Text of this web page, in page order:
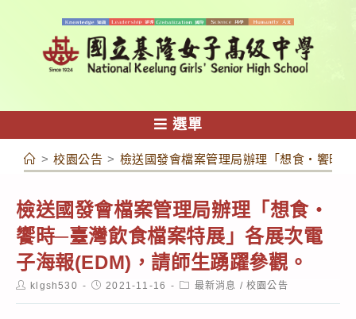
容
選單
> 校園公告 > 檢送國發會檔案管理局辦理「想食‧饗時─
檢送國發會檔案管理局辦理「想食‧
饗時─臺灣飲食檔案特展」各展次電
子海報(EDM)，請師生踴躍參觀。
Postklgsh530
Post2021-11-16
Post最新消息 / 校園公告